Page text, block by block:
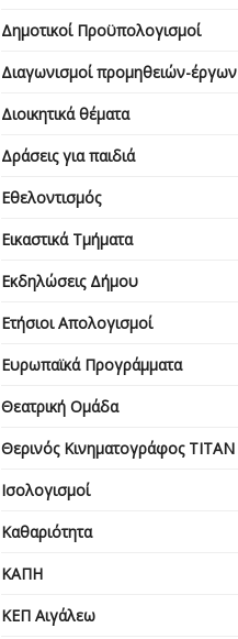
Δημοτικοί Προϋπολογισμοί
Διαγωνισμοί προμηθειών-έργων
Διοικητικά θέματα
Δράσεις για παιδιά
Εθελοντισμός
Εικαστικά Τμήματα
Εκδηλώσεις Δήμου
Ετήσιοι Απολογισμοί
Ευρωπαϊκά Προγράμματα
Θεατρική Ομάδα
Θερινός Κινηματογράφος ΤΙΤΑΝ
Ισολογισμοί
Καθαριότητα
ΚΑΠΗ
ΚΕΠ Αιγάλεω